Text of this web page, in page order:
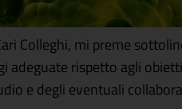
Colleghi, mi preme
adeguate rispetto agli
e degli eventuali